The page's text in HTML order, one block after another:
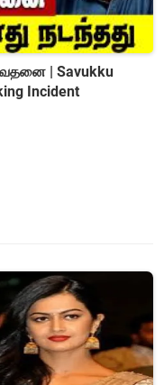
| Savukku
Incident